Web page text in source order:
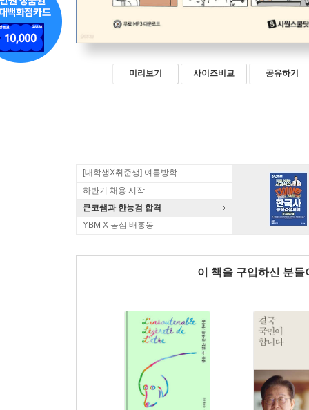
미리보기 사이즈비교 공유하기
[대학생X취준생] 여름방학
하반기 채용 시작
큰코쌤과 한능검 합격
YBM X 농심 배홍동
이 책을 구입하신 분